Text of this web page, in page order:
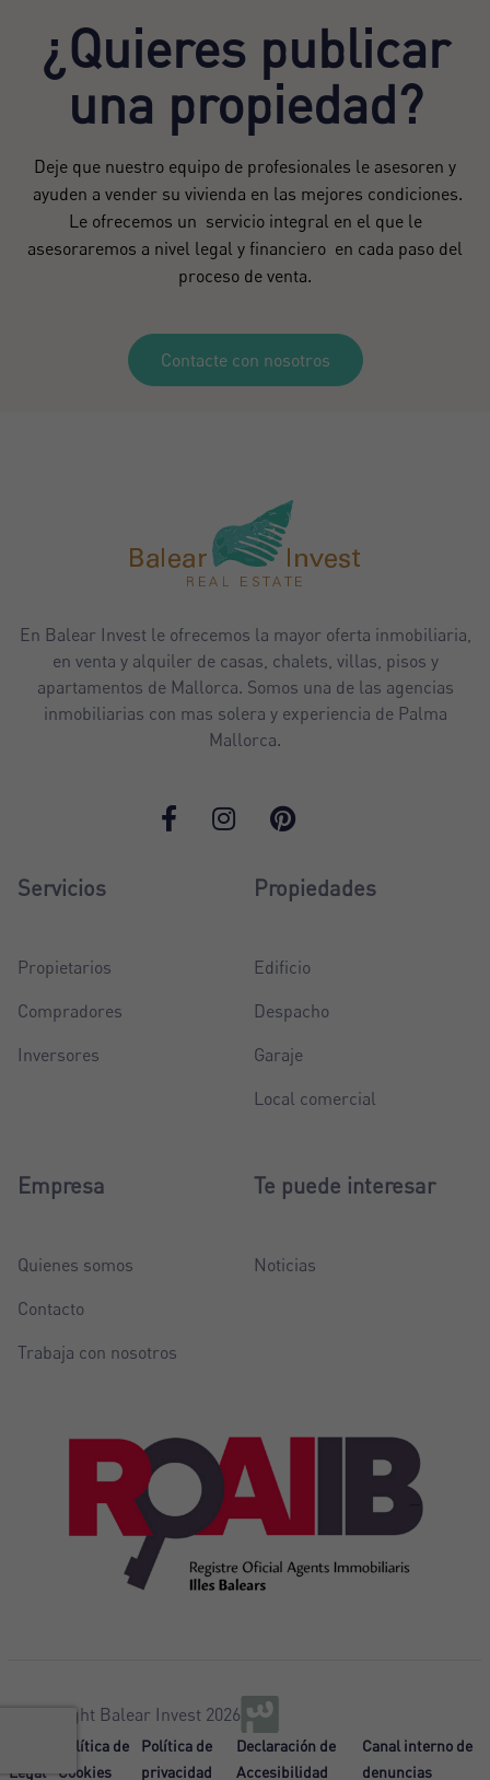
¿Quieres publicar
una propiedad?
Deje que nuestro equipo de profesionales le asesoren y
ayuden a vender su vivienda en las mejores condiciones.
Le ofrecemos un servicio integral en el que le
asesoraremos a nivel legal y financiero en cada paso del
proceso de venta.
Contacte con nosotros
En Balear Invest le ofrecemos la mayor oferta inmobiliaria,
en venta y alquiler de casas, chalets, villas, pisos y
apartamentos de Mallorca. Somos una de las agencias
inmobiliarias con mas solera y experiencia de Palma
Mallorca.
Servicios
Propietarios
Compradores
Inversores
Propiedades
Edificio
Despacho
Garaje
Local comercial
Empresa
Quienes somos
Contacto
Trabaja con nosotros
Te puede interesar
Noticias
@Copyright Balear Invest 2026
Legal
Política de
Cookies
Política de
privacidad
Declaración de
Accesibilidad
Canal interno de
denuncias